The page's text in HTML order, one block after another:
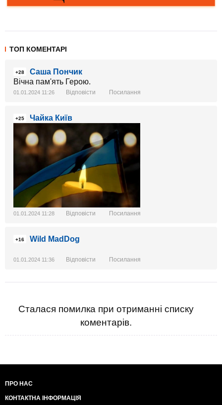
ТОП КОМЕНТАРІ
+28
Саша Пончик
Вічна пам'ять Герою.
01.01.2024 11:26 Відповісти Посилання
+25 Чайка Київ
01.01.2024 11:28 Відповісти Посилання
+16 Wild MadDog
01.01.2024 11:36 Відповісти Посилання
Сталася помилка при отриманні списку
коментарів.
ПРО НАС
КОНТАКТНА ІНФОРМАЦІЯ